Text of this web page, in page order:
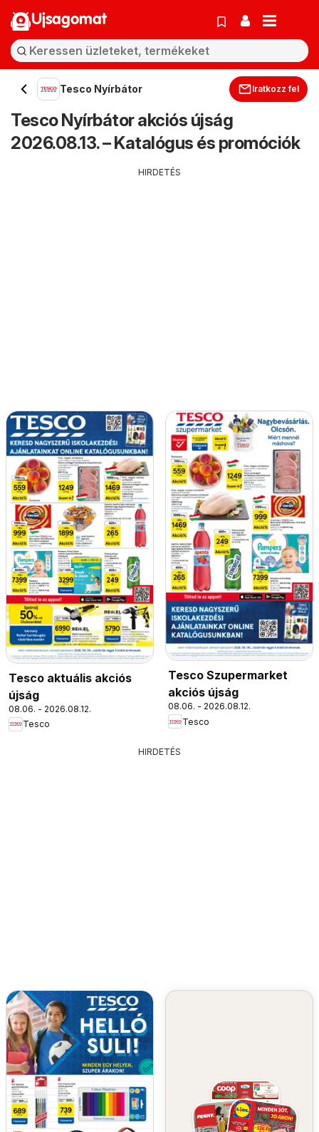
Ujsagomat
Tesco Nyírbátor Iratkozz fel
Tesco Nyírbátor akciós újság
2026.08.13. – Katalógus és promóciók
HIRDETÉS
Tesco aktuális akciós
újság
08.06. - 2026.08.12.
Tesco
Tesco Szupermarket
akciós újság
08.06. - 2026.08.12.
Tesco
HIRDETÉS